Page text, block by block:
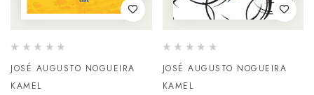
JOSÉ AUGUSTO NOGUEIRA
KAMEL
JOSÉ AUGUSTO NOGUEIRA
KAMEL